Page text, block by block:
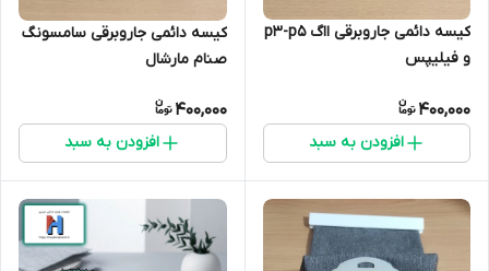
کیسه دائمی جاروبرقی ااگ p3-p5
و فیلیپس
400,000
افزودن به سبد
کیسه دائمی جاروبرقی سامسونگ
صنام مارشال
400,000
افزودن به سبد